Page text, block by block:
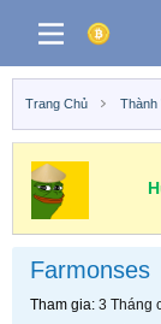
Trang Chủ Thành
Farmonses
Tham gia 3 Tháng